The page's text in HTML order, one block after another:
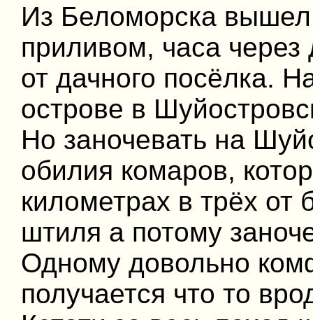
Из Беломорска
приливом, часа через
от дачного посёлка.
острове в
Но заночевать на
обилия комаров,
километрах в трёх от
штиля а потому
Одному довольно
получается что то